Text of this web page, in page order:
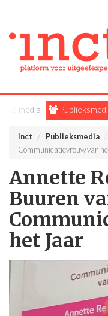
Alle media
inct Publieksmedia
Communicatievrouw van
Annette
Buuren
het Jaar